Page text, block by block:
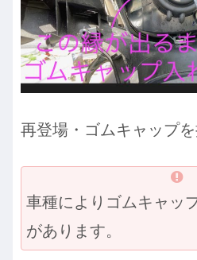
再登場・ゴムキャップを
車種によりゴムキャッ
があります。